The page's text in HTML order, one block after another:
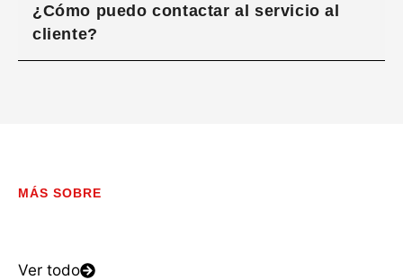
¿Cómo puedo contactar al servicio al
cliente?
MÁS SOBRE
Ver todo